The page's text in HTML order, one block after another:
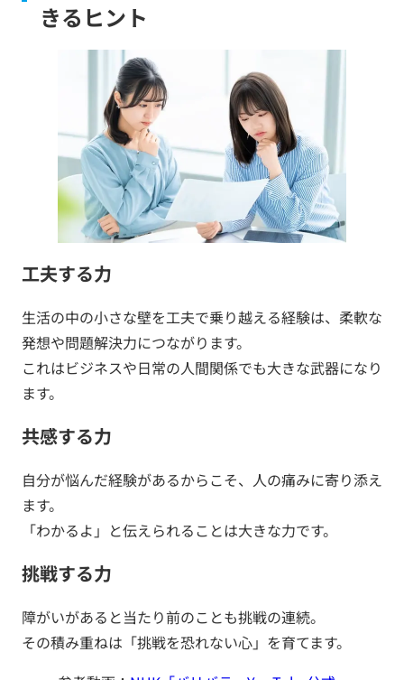
きるヒント
工夫する力
生活の中の小さな壁を工夫で乗り越える経験は、柔軟な
発想や問題解決力につながります。
これはビジネスや日常の人間関係でも大きな武器になり
ます。
共感する力
自分が悩んだ経験があるからこそ、人の痛みに寄り添え
ます。
「わかるよ」と伝えられることは大きな力です。
挑戦する力
障がいがあると当たり前のことも挑戦の連続。
その積み重ねは「挑戦を恐れない心」を育てます。